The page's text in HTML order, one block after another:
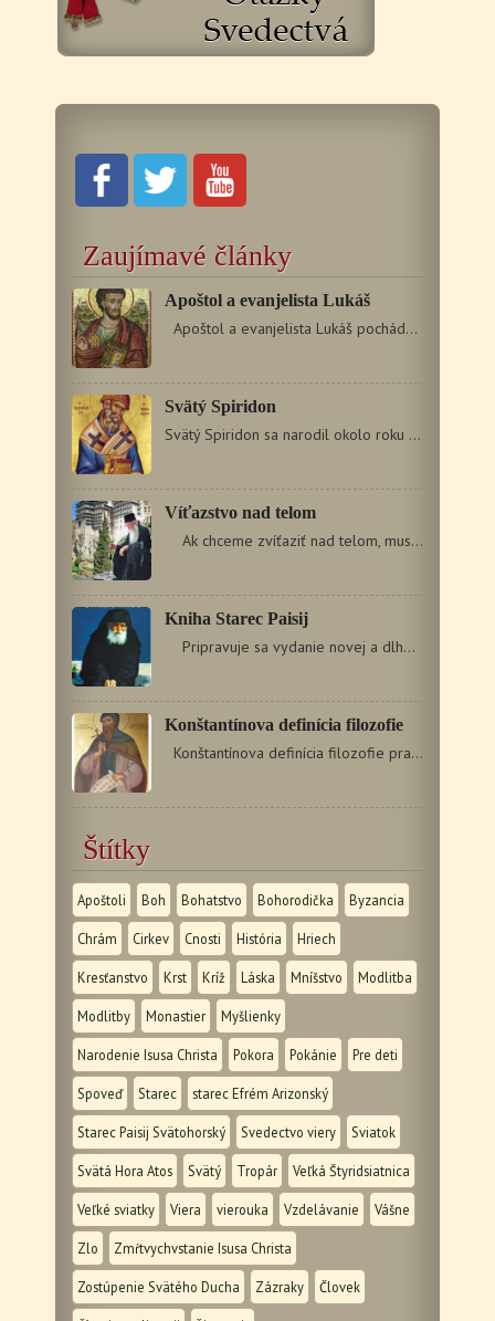
Zaujímavé články
Apoštol a evanjelista Lukáš
Apoštol a evanjelista Lukáš pochádzal z Antiochie…
Svätý Spiridon
Svätý Spiridon sa narodil okolo roku 270 na Cypre. Od rodičov…
Víťazstvo nad telom
Ak chceme zvíťaziť nad telom, musíme ho umŕtviť.…
Kniha Starec Paisij
Pripravuje sa vydanie novej a dlho očakávanej…
Konštantínova definícia filozofie
Konštantínova definícia filozofie pravdepodobne ukrýva…
Štítky
Apoštoli Boh Bohatstvo Bohorodička Byzancia
Chrám Cirkev Cnosti História Hriech
Kresťanstvo Krst Kríž Láska Mníšstvo Modlitba
Modlitby Monastier Myšlienky
Narodenie Isusa Christa Pokora Pokánie Pre deti
Spoveď Starec starec Efrém Arizonský
Starec Paisij Svätohorský Svedectvo viery Sviatok
Svätá Hora Atos Svätý Tropár Veľká Štyridsiatnica
Veľké sviatky Viera vierouka Vzdelávanie Vášne
Zlo Zmŕtvychvstanie Isusa Christa
Zostúpenie Svätého Ducha Zázraky Človek